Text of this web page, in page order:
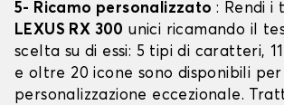
5- Ricamo personalizzato : Rendi i
LEXUS RX 300 unici ricamando il
scelta su di essi: 5 tipi di caratteri,
e oltre 20 icone sono disponibili per
personalizzazione eccezionale.